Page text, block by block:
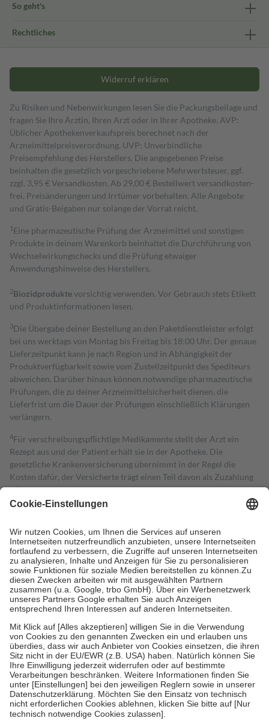
So geht's
Rechtliches
Widerruf erklären
Zu Risiken und Nebenwirkungen lesen Sie die Packungsbeilage und
fragen Sie Ihre Ärztin, Ihren Arzt oder in Ihrer Apotheke. AVP:
Üblicher Apothekenverkaufspreis berechnet nach der
Arzneimittelpreisverordnung. UVP: Unverbindliche
Preisempfehlung des Herstellers. Die angegebenen Preise
beinhalten die gesetzlich vorgeschriebene Mehrwertsteuer, ggf.
zzgl. 3,95 € Versandkosten. Ab 29,00 € Bestell­wert versand­kosten­
frei. Preisänderungen und Irrtümer vorbehalten. Alle Angebote
und Gratis-Beigaben nur solange der Vorrat reicht.
1 Eine pharmazeutische Prüfung der Arzneimittel und sonstigen
Produkte in deinem Warenkorb beinhaltet die Durchführung von
Wechselwirkungschecks und die Prüfung etwaiger
Anwendungshinweise des Herstellers.
2Biozidproduktevorsichtig verwenden. Vor Gebrauch stets Etikett
und Produktinformationen lesen.
3Die Übergabe deiner Bestellung an den Paketdienstleister erfolgt
bei uns werktags von Montag bis Freitag bis 18:00 Uhr. Der genaue
Lieferzeitpunkt kann je nach Region und in Abhängigkeit der
Produktverfügbarkeit sowie vom Zustellzeitpunkt des Spediteurs
abweichen. Darüber hinaus können notwendige pharmazeutische
Prüfungen, die zu deiner Arzneimittelsicherheit dienen, die
Lieferfrist um die Dauer der Prüfungen einschließlich Klärungen
verlängern.
4Für verschreibungspflichtige Medikamente stellt der Arzt ein
Rezept aus und der Patient erhält sie in der Apotheke. Die
gesetzliche Krankenversicherung übernimmt in der Regel die
Kosten dafür, der Versicherte trägt einen Teil davon als Zuzahlung
mit.
Grundsätzlich leisten Mitglieder Zuzahlungen in Höhe von zehn
höchstens zehn Euro.
Es sind jedoch nie mehr als die tatsächlichen
Kosten der Leistung zu entrichten.
Diese Regeln gelten grundsätzlich auch für Online-Apotheken.
Bei Heilmitteln und häuslicher Krankenpflege beträgt die
Zuzahlung zehn Prozent der Kosten sowie zehn Euro je
Verordnung.
Um das Engagement der Versicherten für ihre eigene Gesundheit zu
stärken und die besondere Stellung der Familie zu unterstützen,
fallenkeine Zuzahlungenan bei:
• Kindern und Jugendlichen bis zum vollendeten 18. Lebensjahr
mit Ausnahme der Fahrkosten
• Untersuchungen zur Vorsorge und Früherkennung, die von der
GKV getragen werden
• empfohlenen Schutzimpfungen
• Harn- und Blutteststreifen